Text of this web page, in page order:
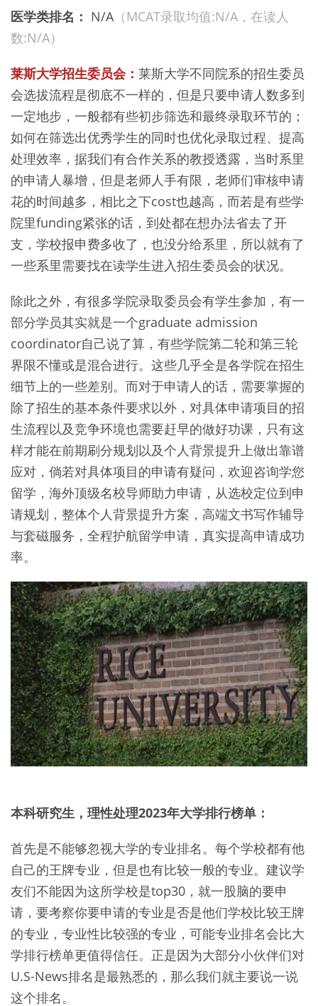
医学类排名： N/A（MCAT录取均值:N/A，在读人
数:N/A）
莱斯大学招生委员会： 莱斯大学不同院系的招生委员
会选拔流程是彻底不一样的，但是只要申请人数多到
一定地步，一般都有些初步筛选和最终录取环节的；
如何在筛选出优秀学生的同时也优化录取过程、提高
处理效率，据我们有合作关系的教授透露，当时系里
的申请人暴增，但是老师人手有限，老师们审核申请
花的时间越多，相比之下cost也越高，而若是有些学
院里funding紧张的话，到处都在想办法省去了开
支，学校报申费多收了，也没分给系里，所以就有了
一些系里需要找在读学生进入招生委员会的状况。
除此之外，有很多学院录取委员会有学生参加，有一
部分学员其实就是一个graduate admission
coordinator自己说了算，有些学院第二轮和第三轮
界限不懂或是混合进行。这些几乎全是各学院在招生
细节上的一些差别。而对于申请人的话，需要掌握的
除了招生的基本条件要求以外，对具体申请项目的招
生流程以及竞争环境也需要赶早的做好功课，只有这
样才能在前期刷分规划以及个人背景提升上做出靠谱
应对，倘若对具体项目的申请有疑问，欢迎咨询学您
留学，海外顶级名校导师助力申请，从选校定位到申
请规划，整体个人背景提升方案，高端文书写作辅导
与套磁服务，全程护航留学申请，真实提高申请成功
率。
本科研究生，理性处理2023年大学排行榜单：
首先是不能够忽视大学的专业排名。每个学校都有他
自己的王牌专业，但是也有比较一般的专业。建议学
友们不能因为这所学校是top30，就一股脑的要申
请，要考察你要申请的专业是否是他们学校比较王牌
的专业，专业性比较强的专业，可能专业排名会比大
学排行榜单更值得信任。正是因为大部分小伙伴们对
U.S-News排名是最熟悉的，那么我们就主要说一说
这个排名。